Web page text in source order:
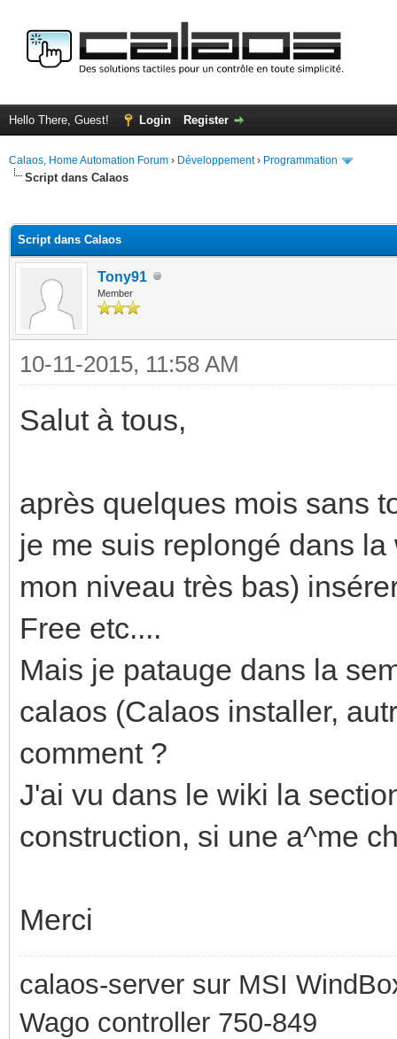
Hello There, Guest! Login Register
Calaos, Home Automation Forum › Développement› Programmation
Script dans Calaos
Script dans Calaos
Tony91
Member
10-11-2015, 11:58 AM
Salut à tous,
après quelques mois sans
je me suis replongé dans
mon niveau très bas)
Free etc....
Mais je patauge dans la
calaos (Calaos installer,
comment ?
J'ai vu dans le wiki la
construction, si une a^me
Merci
calaos-server sur MSI
Wago controller 750-849